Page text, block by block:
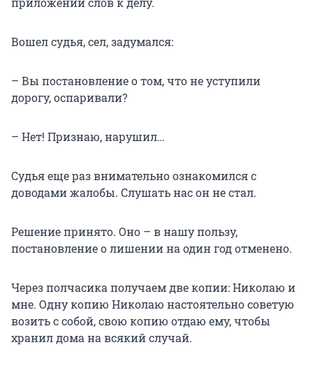
Вошел судья, сел, задумался:
– Вы постановление о том, что не уступили
дорогу, оспаривали?
– Нет! Признаю, нарушил…
Судья еще раз внимательно ознакомился с
доводами жалобы. Слушать нас он не стал.
Решение принято. Оно – в нашу пользу,
постановление о лишении на один год отменено.
Через полчасика получаем две копии: Николаю и
мне. Одну копию Николаю настоятельно советую
возить с собой, свою копию отдаю ему, чтобы
хранил дома на всякий случай.